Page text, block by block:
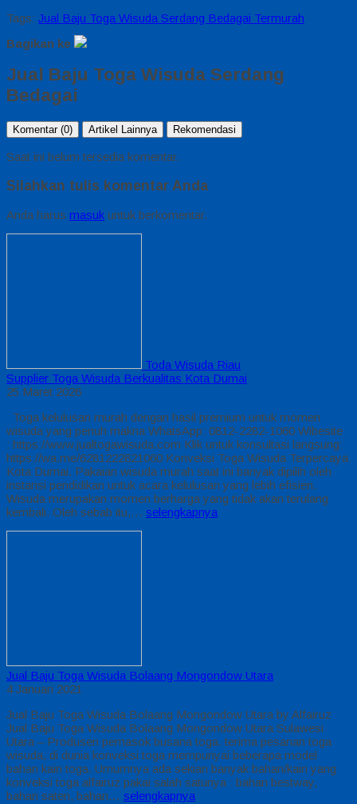
Tags: Jual Baju Toga Wisuda Serdang Bedagai Termurah
Bagikan ke
Jual Baju Toga Wisuda Serdang
Bedagai
Komentar (0) Artikel Lainnya Rekomendasi
Saat ini belum tersedia komentar.
Silahkan tulis komentar Anda
Anda harus masuk untuk berkomentar.
Toda Wisuda Riau
Supplier Toga Wisuda Berkualitas Kota Dumai
25 Maret 2026
Toga kelulusan murah dengan hasil premium untuk momen
wisuda yang penuh makna WhatsApp: 0812-2282-1060 Wibesite
: https://www.jualtogawisuda.com Klik untuk konsultasi langsung:
https://wa.me/6281222821060 Konveksi Toga Wisuda Terpercaya
Kota Dumai. Pakaian wisuda murah saat ini banyak dipilih oleh
instansi pendidikan untuk acara kelulusan yang lebih efisien.
Wisuda merupakan momen berharga yang tidak akan terulang
kembali. Oleh sebab itu,… selengkapnya
Jual Baju Toga Wisuda Bolaang Mongondow Utara
4 Januari 2021
Jual Baju Toga Wisuda Bolaang Mongondow Utara by Alfairuz
Jual Baju Toga Wisuda Bolaang Mongondow Utara Sulawesi
Utara – Produsen pemasok busana toga. terima pesanan toga
wisuda, di dunia konveksi toga mempunyai beberapa model
bahan kain toga. Umumnya ada sekian banyak bahan/kain yang
konveksi toga alfairuz pakai salah satunya : bahan bestway,
bahan saten, bahan… selengkapnya